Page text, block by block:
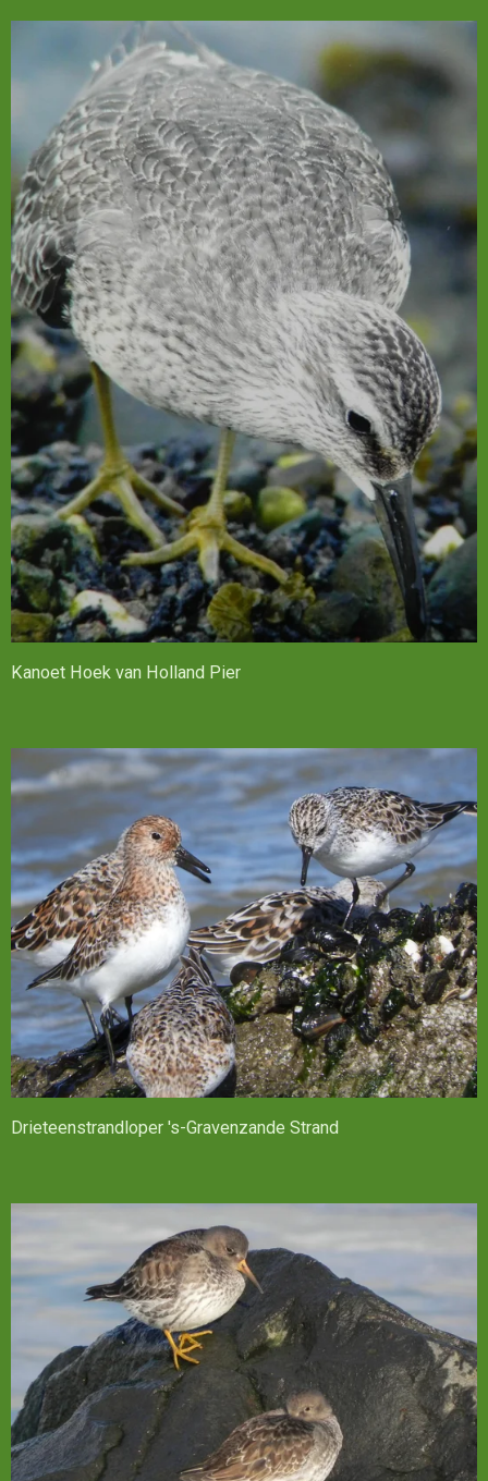
Kanoet Hoek van Holland Pier
Drieteenstrandloper 's-Gravenzande Strand